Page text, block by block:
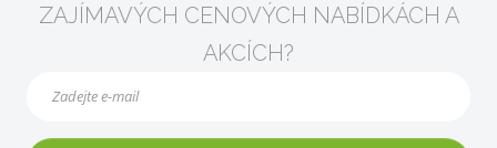
ZAJÍMAVÝCH CENOVÝCH NABÍDKÁCH A
AKCÍCH?